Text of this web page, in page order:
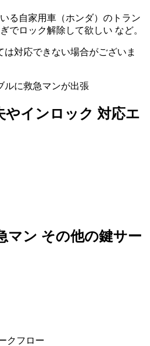
る自家用車（ホンダ）のトラン
でロック解除して欲しい など。
は対応できない場合がございま
やインロック 対応エ
マン その他の鍵サー
クフロー